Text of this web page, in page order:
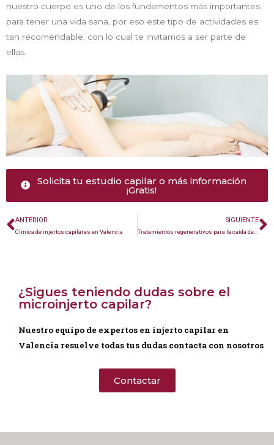
nuestro cuerpo es uno de los fundamentos más importantes
para tener una vida sana, por eso este tipo de actividades es
tan recomendable, con lo cual te invitamos a ser parte de
ellas.
Solicita tu estudio capilar o más información
¡Gratis!
ANTERIOR
Clínica de injertos capilares en Valencia
SIGUIENTE
Tratamientos regenerativos para la caída del cabello en Valencia
¿Sigues teniendo dudas sobre el
microinjerto capilar?
Nuestro equipo de expertos en injerto capilar en
Valencia resuelve todas tus dudas contacta con nosotros
Contactar